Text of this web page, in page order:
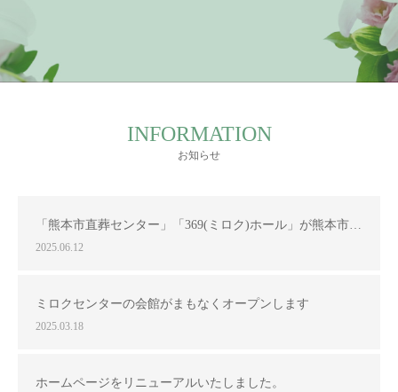
INFORMATION
お知らせ
「熊本市直葬センター」「369(ミロク)ホール」が熊本市…
2025.06.12
ミロクセンターの会館がまもなくオープンします
2025.03.18
ホームページをリニューアルいたしました。